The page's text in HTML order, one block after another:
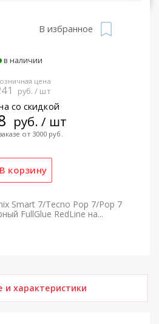
В избранное
в наличии
цена
руб. / шт
со скидкой
руб. / шт
от 3000 руб.
Smart 7/Tecno Pop 7/Pop 7
FullGlue RedLine на...
и характеристики